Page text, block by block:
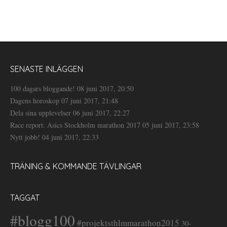
SENASTE INLÄGGEN
100 dagars bloggande! 08 juni 2017, 20:50
Dagens horoskop 07 juni 2017, 21:48
Dela sina upplevelser 06 juni 2017, 22:27
Race report: Asics Stockholm marathon 2017 05 juni 2017, 23:58
Nytt jobb! 04 juni 2017, 22:33
TRÄNING & KOMMANDE TÄVLINGAR
TAGGAT
#blogg100 #projektsthlmmarathon2015 30-